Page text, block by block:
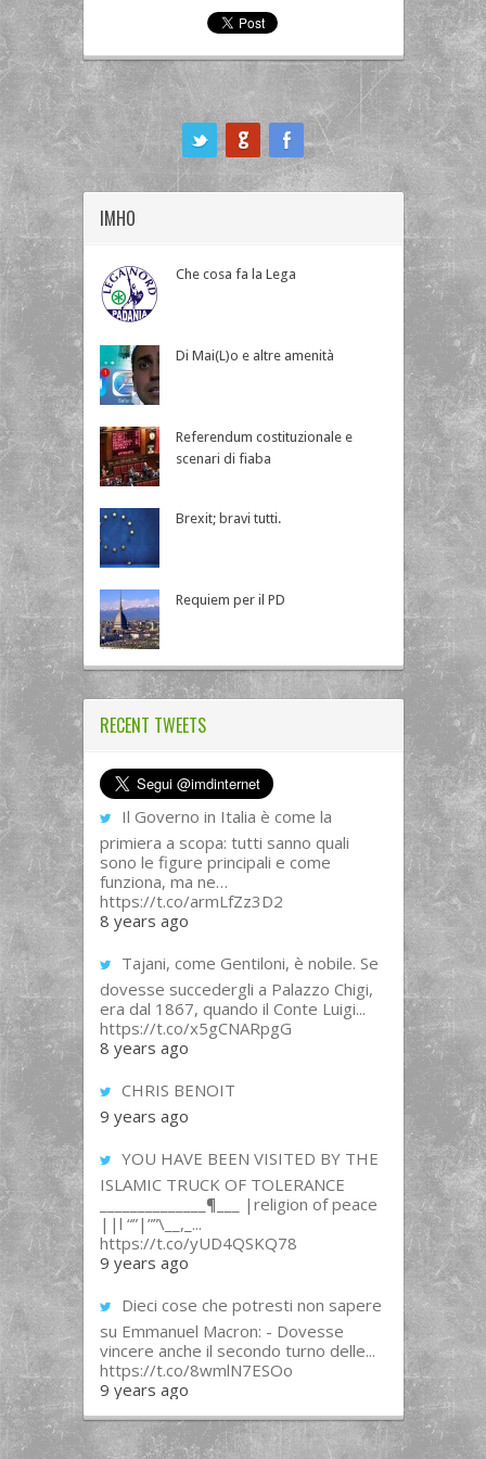
IMHO
Che cosa fa la Lega
Di Mai(L)o e altre amenità
Referendum costituzionale e
scenari di fiaba
Brexit; bravi tutti.
Requiem per il PD
RECENT TWEETS
Il Governo in Italia è come la
primiera a scopa: tutti sanno quali
sono le figure principali e come
funziona, ma ne…
https://t.co/armLfZz3D2
8 years ago
Tajani, come Gentiloni, è nobile. Se
dovesse succedergli a Palazzo Chigi,
era dal 1867, quando il Conte Luigi...
https://t.co/x5gCNARpgG
8 years ago
CHRIS BENOIT
9 years ago
YOU HAVE BEEN VISITED BY THE
ISLAMIC TRUCK OF TOLERANCE
______________¶___ |religion of peace
||l “”|””\__,_...
https://t.co/yUD4QSKQ78
9 years ago
Dieci cose che potresti non sapere
su Emmanuel Macron: - Dovesse
vincere anche il secondo turno delle...
https://t.co/8wmlN7ESOo
9 years ago